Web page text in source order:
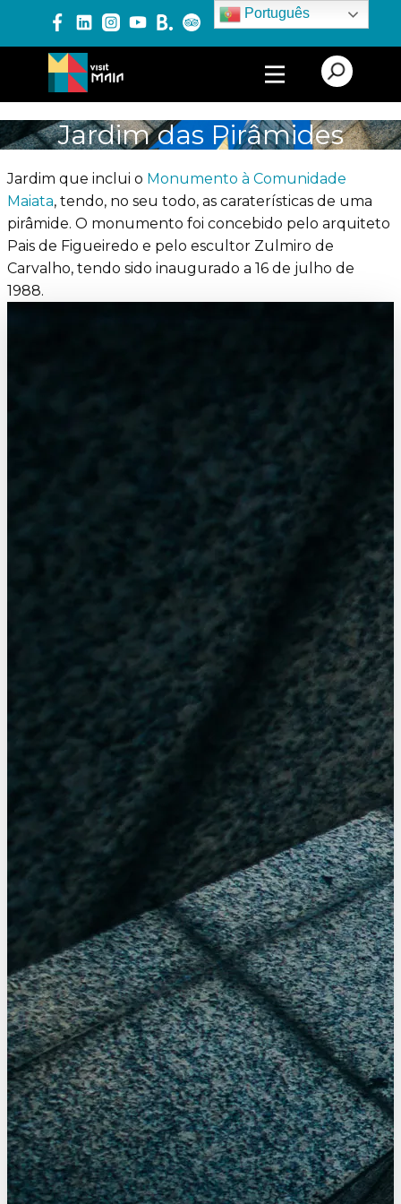
Português
PRODUTOS E SERVIÇOS
EVENTOS
BLOG
Jardim das Pirâmides
Jardim que inclui o Monumento à Comunidade
Maiata, tendo, no seu todo, as caraterísticas de uma
pirâmide. O monumento foi concebido pelo arquiteto
Pais de Figueiredo e pelo escultor Zulmiro de
Carvalho, tendo sido inaugurado a 16 de julho de
1988.